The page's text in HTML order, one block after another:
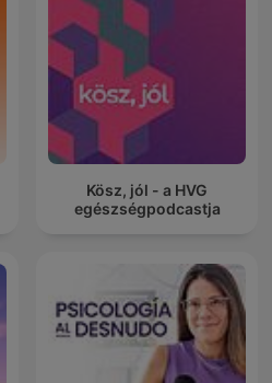
Kösz, jól - a HVG
egészségpodcastja